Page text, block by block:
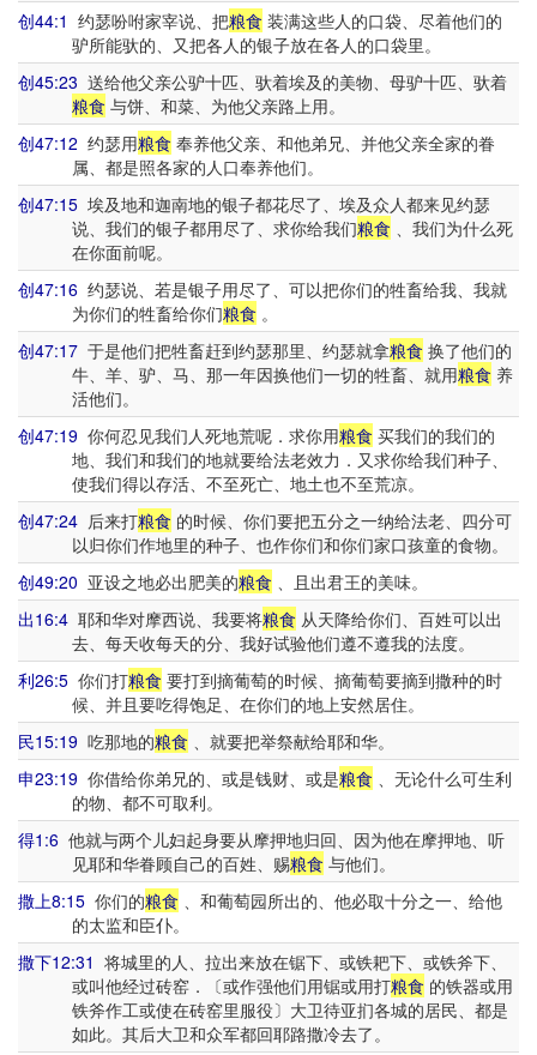
创44:1 约瑟吩咐家宰说、把粮食 装满这些人的口袋、尽着他们的
驴所能驮的、又把各人的银子放在各人的口袋里。
创45:23 送给他父亲公驴十匹、驮着埃及的美物、母驴十匹、驮着
粮食 与饼、和菜、为他父亲路上用。
创47:12 约瑟用粮食 奉养他父亲、和他弟兄、并他父亲全家的眷
属、都是照各家的人口奉养他们。
创47:15 埃及地和迦南地的银子都花尽了、埃及众人都来见约瑟
说、我们的银子都用尽了、求你给我们粮食 、我们为什么死
在你面前呢。
创47:16 约瑟说、若是银子用尽了、可以把你们的牲畜给我、我就
为你们的牲畜给你们粮食 。
创47:17 于是他们把牲畜赶到约瑟那里、约瑟就拿粮食 换了他们的
牛、羊、驴、马、那一年因换他们一切的牲畜、就用粮食 养
活他们。
创47:19 你何忍见我们人死地荒呢．求你用粮食 买我们的我们的
地、我们和我们的地就要给法老效力．又求你给我们种子、
使我们得以存活、不至死亡、地土也不至荒凉。
创47:24 后来打粮食 的时候、你们要把五分之一纳给法老、四分可
以归你们作地里的种子、也作你们和你们家口孩童的食物。
创49:20 亚设之地必出肥美的粮食 、且出君王的美味。
出16:4 耶和华对摩西说、我要将粮食 从天降给你们、百姓可以出
去、每天收每天的分、我好试验他们遵不遵我的法度。
利26:5 你们打粮食 要打到摘葡萄的时候、摘葡萄要摘到撒种的时
候、并且要吃得饱足、在你们的地上安然居住。
民15:19 吃那地的粮食 、就要把举祭献给耶和华。
申23:19 你借给你弟兄的、或是钱财、或是粮食 、无论什么可生利
的物、都不可取利。
得1:6 他就与两个儿妇起身要从摩押地归回、因为他在摩押地、听
见耶和华眷顾自己的百姓、赐粮食 与他们。
撒上8:15 你们的粮食 、和葡萄园所出的、他必取十分之一、给他
的太监和臣仆。
撒下12:31 将城里的人、拉出来放在锯下、或铁耙下、或铁斧下、
或叫他经过砖窑．〔或作强他们用锯或用打粮食 的铁器或用
铁斧作工或使在砖窑里服役〕大卫待亚扪各城的居民、都是
如此。其后大卫和众军都回耶路撒冷去了。